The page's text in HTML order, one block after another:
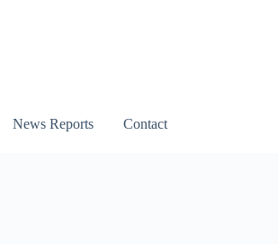
News Reports Contact